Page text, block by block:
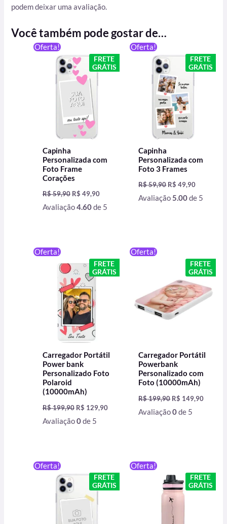
podem deixar uma avaliação.
Você também pode gostar de…
Oferta!
FRETE
GRÁTIS
Capinha
Personalizada com
Foto Frame
Corações
R$59,90
original
era:
R$ 59,90.
R$ 49,90
preço
atual
é:
Avaliação4.60de 5
Oferta!
FRETE
GRÁTIS
Capinha
Personalizada com
Foto 3 Frames
R$59,90
original
era:
R$ 59,90.
R$ 49,90
preço
atual
é:
Avaliação5.00de 5
Oferta!
FRETE
GRÁTIS
Carregador Portátil
Power bank
Personalizado Foto
Polaroid
(10000mAh)
R$199,90
preço
original
era:
R$ 199,90.
R$ 129,90
preço
atual
é:
Avaliação0de 5
Oferta!
FRETE
GRÁTIS
Carregador Portátil
Powerbank
Personalizado com
Foto (10000mAh)
R$199,90
preço
original
R$ 199,90.
R$ 149,90
preço
atual
é:
Avaliação0de 5
Oferta!
FRETE
GRÁTIS
original
era:
R$ 59,90.
preço
atual
é:
Oferta!
FRETE
GRÁTIS
preço
original
era:
R$ 199,90.
preço
atual
é: